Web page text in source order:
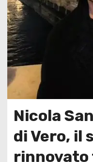
Nicola
di Vero, il
rinnovato